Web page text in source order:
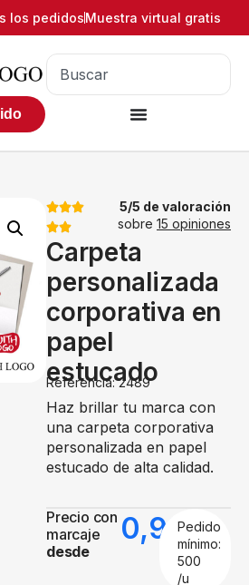
los pedidosMuestra virtual gratis
5/5 de valoración
sobre 15 opiniones
Carpeta
personalizada
corporativa en
papel
estucado
Referencia: 2489
Haz brillar tu marca con
una carpeta corporativa
personalizada en papel
estucado de alta calidad.
Precio con
marcaje
desde
0,99€
Pedido
mínimo:
500
/u